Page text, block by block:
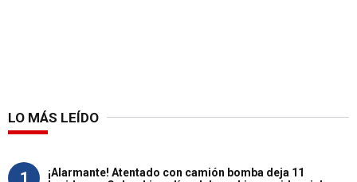
LO MÁS LEÍDO
¡Alarmante! Atentado con camión bomba deja 11